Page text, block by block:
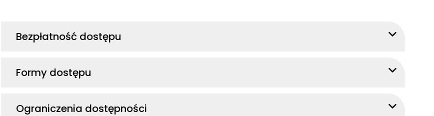
Bezpłatność dostępu
Formy dostępu
Ograniczenia dostępności